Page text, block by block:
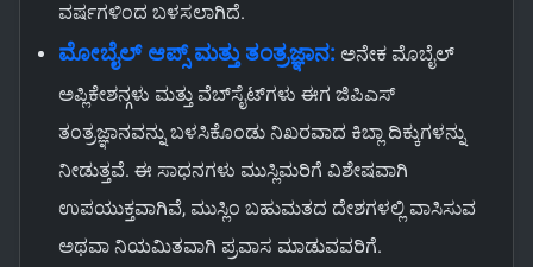
ವರ್ಷಗಳಿಂದ ಬಳಸಲಾಗಿದೆ.
ಮೋಬೈಲ್ ಆಪ್ಸ್ ಮತ್ತು ತಂತ್ರಜ್ಞಾನ: ಅನೇಕ ಮೊಬೈಲ್
ಅಪ್ಲಿಕೇಶನ್ಗಳು ಮತ್ತು ವೆಬ್‌ಸೈಟ್‌ಗಳು ಈಗ ಜಿಪಿಎಸ್
ತಂತ್ರಜ್ಞಾನವನ್ನು ಬಳಸಿಕೊಂಡು ನಿಖರವಾದ ಕಿಬ್ಲಾ ದಿಕ್ಕುಗಳನ್ನು
ನೀಡುತ್ತವೆ. ಈ ಸಾಧನಗಳು ಮುಸ್ಲಿಮರಿಗೆ ವಿಶೇಷವಾಗಿ
ಉಪಯುಕ್ತವಾಗಿವೆ, ಮುಸ್ಲಿಂ ಬಹುಮತದ ದೇಶಗಳಲ್ಲಿ ವಾಸಿಸುವ
ಅಥವಾ ನಿಯಮಿತವಾಗಿ ಪ್ರವಾಸ ಮಾಡುವವರಿಗೆ.